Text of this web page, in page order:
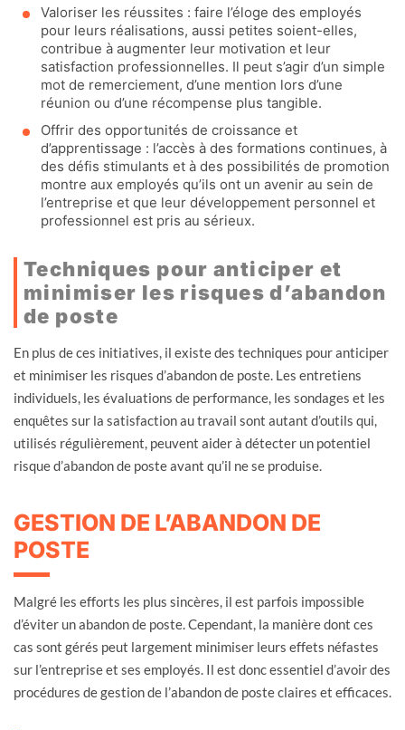
Valoriser les réussites : faire l’éloge des employés
pour leurs réalisations, aussi petites soient-elles,
contribue à augmenter leur motivation et leur
satisfaction professionnelles. Il peut s’agir d’un simple
mot de remerciement, d’une mention lors d’une
réunion ou d’une récompense plus tangible.
Offrir des opportunités de croissance et
d’apprentissage : l’accès à des formations continues, à
des défis stimulants et à des possibilités de promotion
montre aux employés qu’ils ont un avenir au sein de
l’entreprise et que leur développement personnel et
professionnel est pris au sérieux.
Techniques pour anticiper et
minimiser les risques d’abandon
de poste
En plus de ces initiatives, il existe des techniques pour anticiper
et minimiser les risques d’abandon de poste. Les entretiens
individuels, les évaluations de performance, les sondages et les
enquêtes sur la satisfaction au travail sont autant d’outils qui,
utilisés régulièrement, peuvent aider à détecter un potentiel
risque d’abandon de poste avant qu’il ne se produise.
GESTION DE L’ABANDON DE
POSTE
Malgré les efforts les plus sincères, il est parfois impossible
d’éviter un abandon de poste. Cependant, la manière dont ces
cas sont gérés peut largement minimiser leurs effets néfastes
sur l’entreprise et ses employés. Il est donc essentiel d’avoir des
procédures de gestion de l’abandon de poste claires et efficaces.